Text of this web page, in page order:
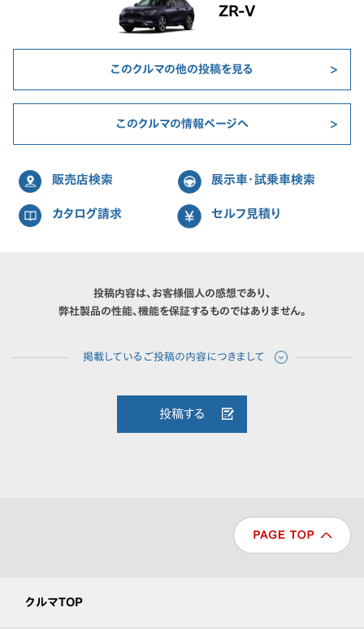
ZR-V
このクルマの他の投稿を見る
このクルマの情報ページへ
販売店検索 展示車・試乗車検索
カタログ請求 セルフ見積り
投稿内容は、お客様個人の感想であり、
弊社製品の性能、機能を保証するものではありません。
投稿する
クルマTOP